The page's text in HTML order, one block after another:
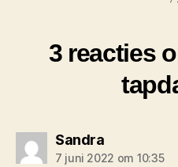
3 reacties
Sandrazegt:
7 juni 2022 om 10:35